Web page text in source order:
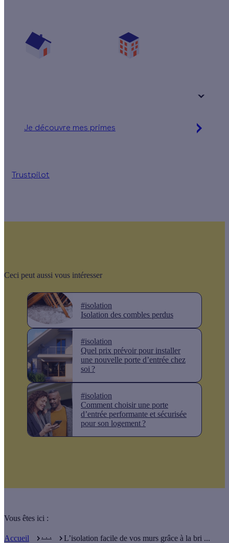
Je découvre mes primes
Trustpilot
Ceci peut aussi vous intéresser
#isolation
Isolation des combles perdus
#isolation
Quel prix prévoir pour installer
une nouvelle porte d’entrée chez
soi ?
#isolation
Comment choisir une porte
d’entrée performante et sécurisée
pour son logement ?
Vous êtes ici :
Accueil . . . L’isolation facile de vos murs grâce à la bri ...